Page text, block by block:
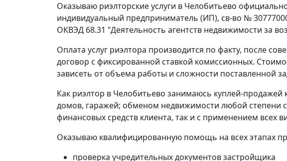
Оказываю риэлторские услуги в Челобитьево
индивидуальный предприниматель (ИП), св-во №
ОКВЭД 68.31 "Деятельность агентств недвижимости за
Оплата услуг риэлтора производится по факту, после
договор с фиксированной ставкой комиссионных.
зависеть от объема работы и сложности поставленной
Как риэлтор в Челобитьево занимаюсь куплей-продажей
домов, гаражей; обменом недвижимости любой степени
финансовых средств клиента, так и с применением всех
Оказываю квалифицированную помощь на всех этапах
проверка учредительных документов застройщика